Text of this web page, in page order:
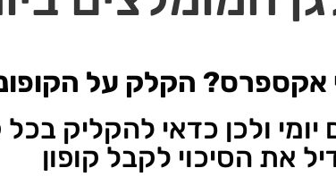
הקלק על
יומי ולכן כדאי להקליק
את הסיכוי לקבל קופון